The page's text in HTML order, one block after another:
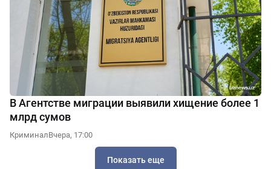
В Агентстве миграции выявили хищение более 1
млрд сумов
КриминалВчера, 17:00
Показать еще